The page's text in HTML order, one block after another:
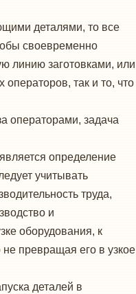
де­талями, то все
своевременно
линию заготовками, или
так и то, что
оператора­ми, задача
опре­деление
учитывать
труда,
и
оборудования, к
превращая его в узкое
дета­лей в